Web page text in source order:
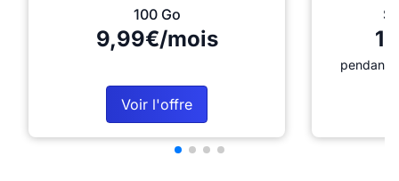
100 Go
9,99€/mois
Voir l'offre
pendant